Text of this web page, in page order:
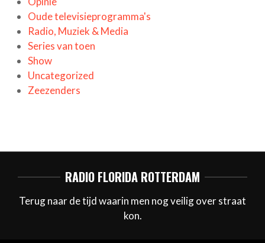
Oude televisieprogramma's
Radio, Muziek & Media
Series van toen
Show
Uncategorized
Zeezenders
RADIO FLORIDA ROTTERDAM
Terug naar de tijd waarin men nog veilig over straat
kon.